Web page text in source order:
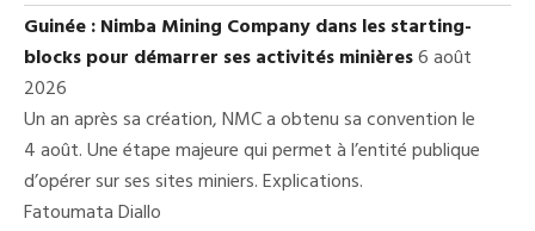
Guinée : Nimba Mining Company dans les starting-
blocks pour démarrer ses activités minières6 août
2026
Un an après sa création, NMC a obtenu sa convention le
4 août. Une étape majeure qui permet à l’entité publique
d’opérer sur ses sites miniers. Explications.
Fatoumata Diallo